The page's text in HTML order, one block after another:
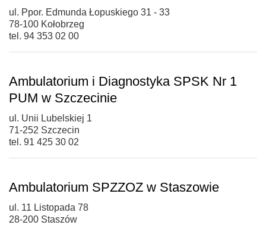
ul. Ppor. Edmunda Łopuskiego 31 - 33
78-100 Kołobrzeg
tel. 94 353 02 00
Ambulatorium i Diagnostyka SPSK Nr 1
PUM w Szczecinie
ul. Unii Lubelskiej 1
71-252 Szczecin
tel. 91 425 30 02
Ambulatorium SPZZOZ w Staszowie
ul. 11 Listopada 78
28-200 Staszów